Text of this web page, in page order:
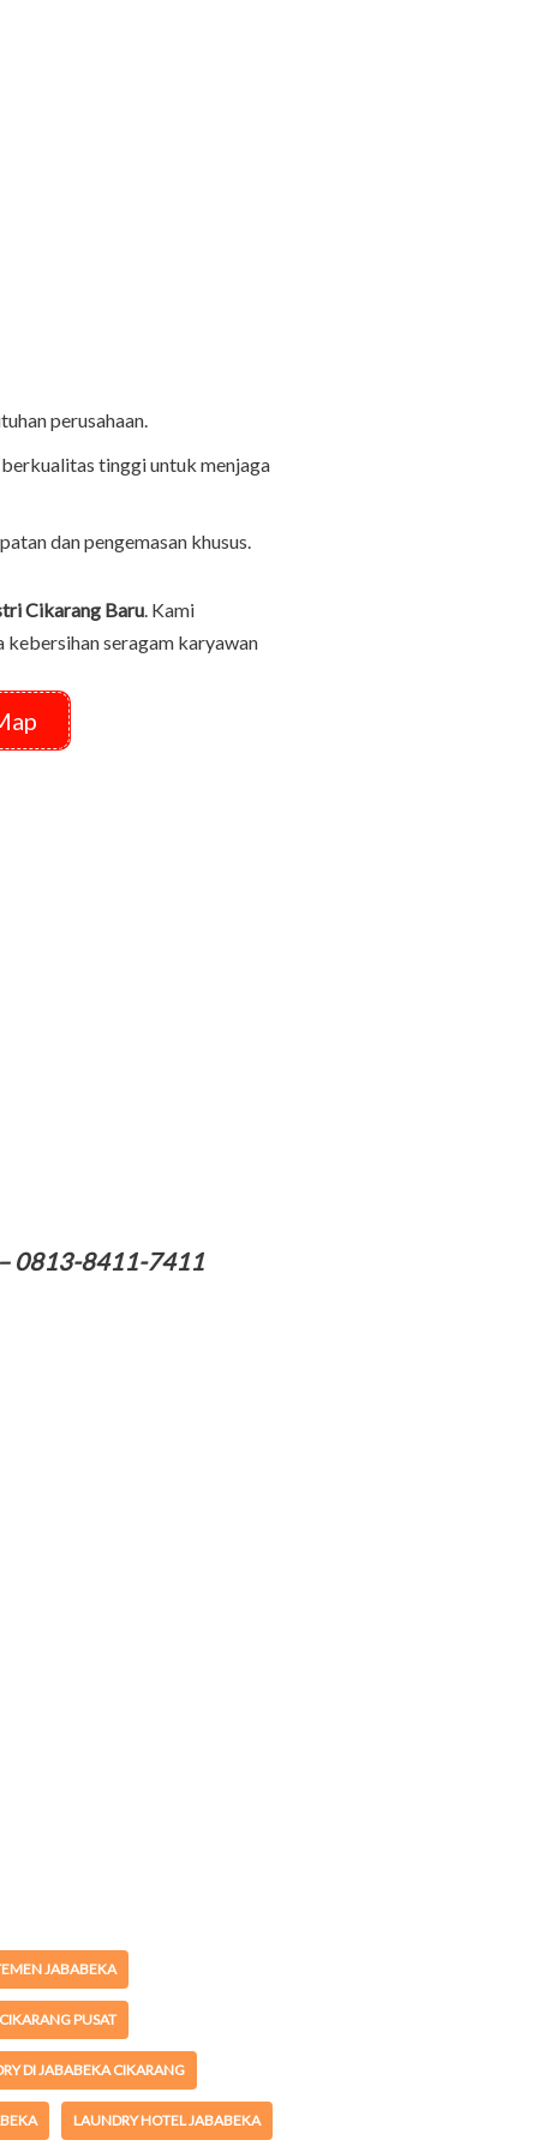
perusahaan.
tinggi untuk menjaga
dan pengemasan khusus.
Cikarang Baru. Kami
kebersihan seragam karyawan
– 0813-8411-7411
JABABEKA
PUSAT
DI JABABEKA CIKARANG
LAUNDRY HOTEL JABABEKA